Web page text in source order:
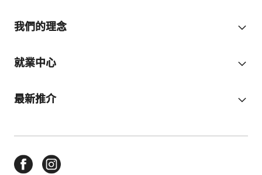
我們的理念
就業中心
最新推介